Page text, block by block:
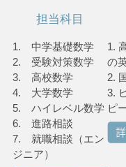
担当科目
1. 中学基礎数学
2. 受験対策数学
3. 高校数学
4. 大学数学
5. ハイレベル数学
6. 進路相談
7. 就職相談（エン
ジニア）
1.
の
2.
3.
ピ